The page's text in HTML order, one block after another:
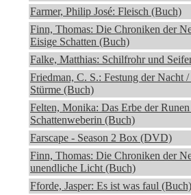
Farmer, Philip José: Fleisch (Buch)
Finn, Thomas: Die Chroniken der
Eisige Schatten (Buch)
Falke, Matthias: Schilfrohr und
Friedman, C. S.: Festung der Nacht
Stürme (Buch)
Felten, Monika: Das Erbe der
Schattenweberin (Buch)
Farscape - Season 2 Box (DVD)
Finn, Thomas: Die Chroniken der
unendliche Licht (Buch)
Fforde, Jasper: Es ist was faul (Buch)